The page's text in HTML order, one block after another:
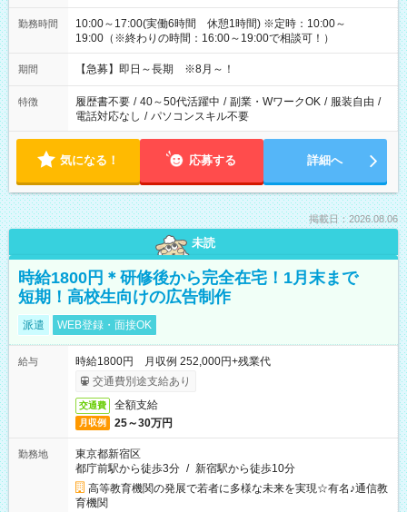
勤務時間
10:00～17:00(実働6時間 休憩1時間) ※定時：10:00～
19:00（※終わりの時間：16:00～19:00で相談可！）
期間 【急募】即日～長期 ※8月～！
特徴 履歴書不要 / 40～50代活躍中 / 副業・WワークOK / 服装自由 /
電話対応なし / パソコンスキル不要
気になる！ 応募する 詳細へ
掲載日：2026.08.06
未読
時給1800円＊研修後から完全在宅！1月末まで
短期！高校生向けの広告制作
派遣 WEB登録・面接OK
給与
時給1800円 月収例 252,000円+残業代
交通費別途支給あり
交通費 全額支給
月収例 25～30万円
勤務地
東京都新宿区
都庁前駅から徒歩3分 / 新宿駅から徒歩10分
高等教育機関の発展で若者に多様な未来を実現☆有名♪通信教
育機関